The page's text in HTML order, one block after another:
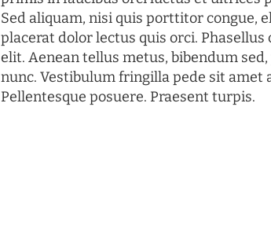
Sed aliquam, nisi quis porttitor congue,
placerat dolor lectus quis orci.
elit. Aenean tellus metus, bibendum
nunc. Vestibulum fringilla pede sit amet
Pellentesque posuere. Praesent turpis.